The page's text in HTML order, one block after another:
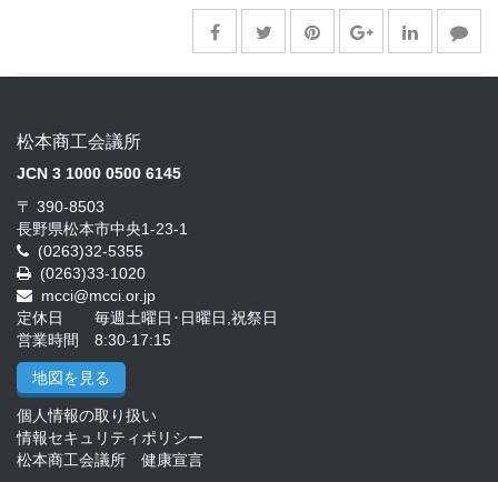
松本商工会議所
JCN 3 1000 0500 6145
〒 390-8503
長野県松本市中央1-23-1
(0263)32-5355
(0263)33-1020
mcci@mcci.or.jp
定休日 毎週土曜日･日曜日,祝祭日
営業時間 8:30-17:15
地図を見る
個人情報の取り扱い
情報セキュリティポリシー
松本商工会議所 健康宣言